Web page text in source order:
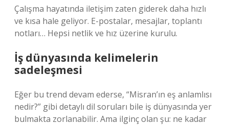
Çalışma hayatında iletişim zaten giderek daha hızlı
ve kısa hale geliyor. E-postalar, mesajlar, toplantı
notları… Hepsi netlik ve hız üzerine kurulu.
İş dünyasında kelimelerin
sadeleşmesi
Eğer bu trend devam ederse, “Misran’ın eş anlamlısı
nedir?” gibi detaylı dil soruları bile iş dünyasında yer
bulmakta zorlanabilir. Ama ilginç olan şu: ne kadar